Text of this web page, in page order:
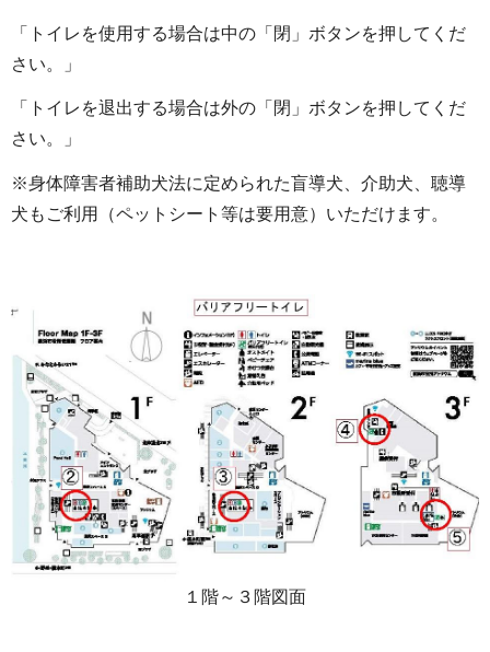
「トイレを使用する場合は中の「閉」ボタンを押してくだ
さい。」
「トイレを退出する場合は外の「閉」ボタンを押してくだ
さい。」
※身体障害者補助犬法に定められた盲導犬、介助犬、聴導
犬もご利用（ペットシート等は要用意）いただけます。
１階～３階図面